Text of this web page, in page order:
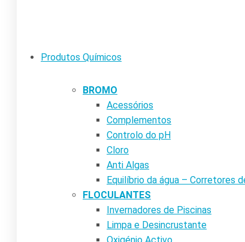
Produtos Químicos
BROMO
Acessórios
Complementos
Controlo do pH
Cloro
Anti Algas
Equilíbrio da água – Corretores
FLOCULANTES
Invernadores de Piscinas
Limpa e Desincrustante